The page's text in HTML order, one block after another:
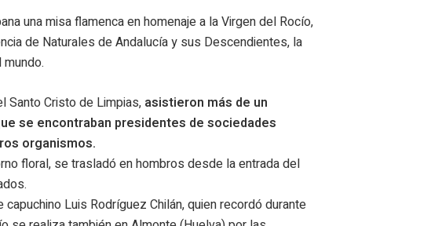
una misa flamenca en homenaje a la Virgen del Rocío,
de Naturales de Andalucía y sus Descendientes, la
Santo Cristo de Limpias, asistieron más de un
se encontraban presidentes de sociedades
organismos.
floral, se trasladó en hombros desde la entrada del
Luis Rodríguez Chilán, quien recordó durante